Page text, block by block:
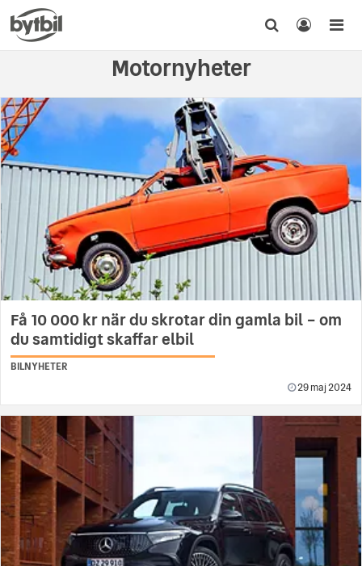
Motornyheter
Få 10 000 kr när du skrotar din gamla bil – om
du samtidigt skaffar elbil
BILNYHETER
29 maj 2024